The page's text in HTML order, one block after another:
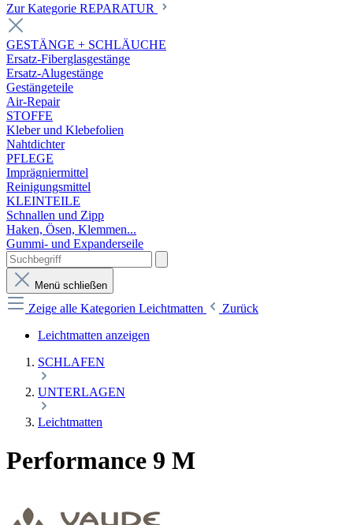
Zur Kategorie REPARATUR
GESTÄNGE + SCHLÄUCHE
Ersatz-Fiberglasgestänge
Ersatz-Alugestänge
Gestängeteile
Air-Repair
STOFFE
Kleber und Klebefolien
Nahtdichter
PFLEGE
Imprägniermittel
Reinigungsmittel
KLEINTEILE
Schnallen und Zipp
Haken, Ösen, Klemmen...
Gummi- und Expanderseile
Menü schließen
Zeige alle Kategorien Leichtmatten
Zurück
Leichtmatten anzeigen
SCHLAFEN
UNTERLAGEN
Leichtmatten
Performance 9 M